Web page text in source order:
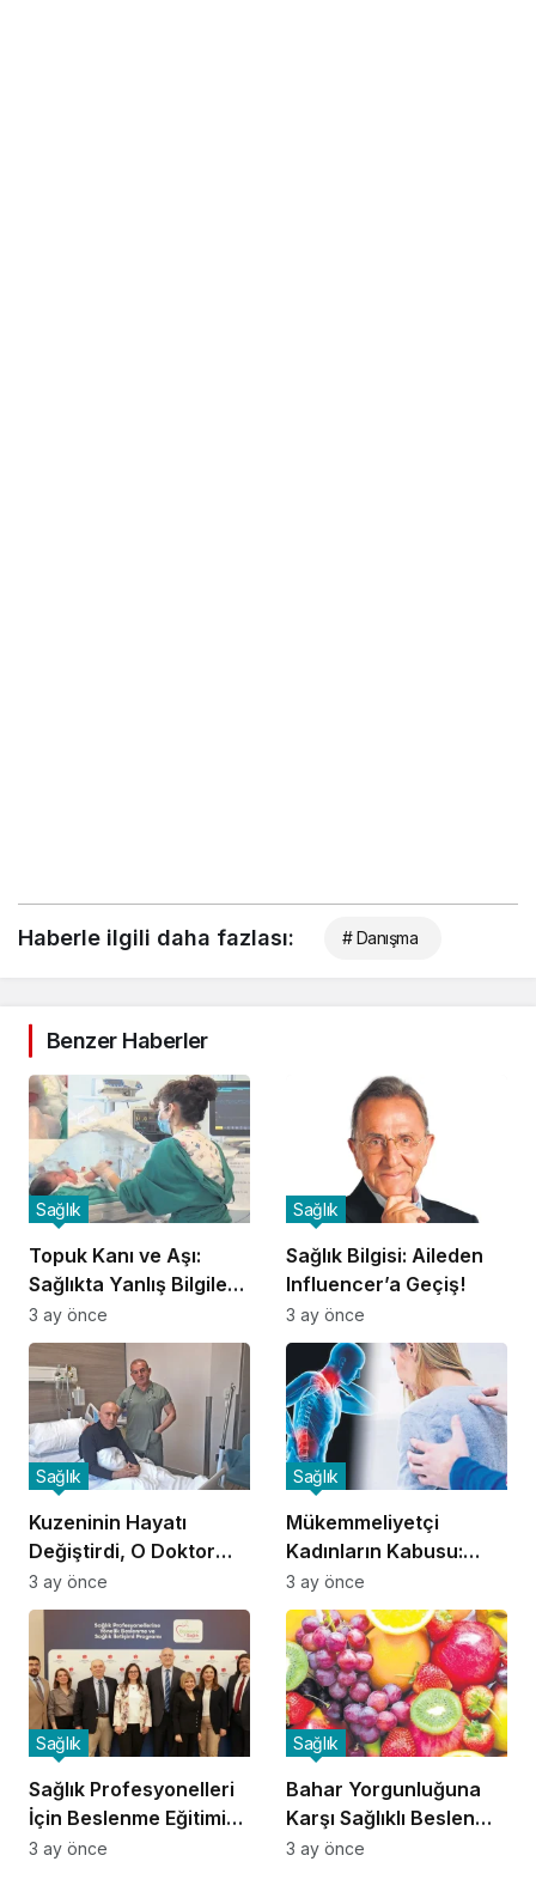
Haberle ilgili daha fazlası: # Danışma
Benzer Haberler
Topuk Kanı ve Aşı:
Sağlıkta Yanlış Bilgilere
Dikkat!
Sağlık
3 ay önce
Sağlık Bilgisi: Aileden
Influencer’a Geçiş!
Sağlık
3 ay önce
Kuzeninin Hayatı
Değiştirdi, O Doktor
Oldu!
Sağlık
3 ay önce
Mükemmeliyetçi
Kadınların Kabusu:
Fibromiyalji!
Sağlık
3 ay önce
Sağlık Profesyonelleri
İçin Beslenme Eğitimi
Başladı
Sağlık
3 ay önce
Bahar Yorgunluğuna
Karşı Sağlıklı Beslenme
İpuçları
Sağlık
3 ay önce